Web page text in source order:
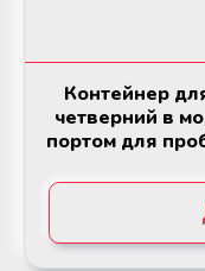
Контейнер
четверний в
портом для